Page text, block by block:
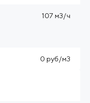
107 м3/ч
0 руб/м3